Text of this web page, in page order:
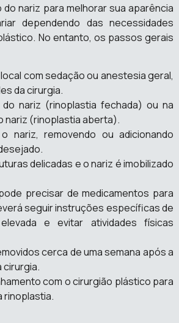
nariz para melhorar sua aparência
dependendo das necessidades
No entanto, os passos gerais
com sedação ou anestesia geral,
da cirurgia.
nariz (rinoplastia fechada) ou na
nariz (rinoplastia aberta).
nariz, removendo ou adicionando
delicadas e o nariz é imobilizado
precisar de medicamentos para
seguir instruções específicas de
e evitar atividades físicas
cerca de uma semana após a
cirurgia.
com o cirurgião plástico para
rinoplastia.